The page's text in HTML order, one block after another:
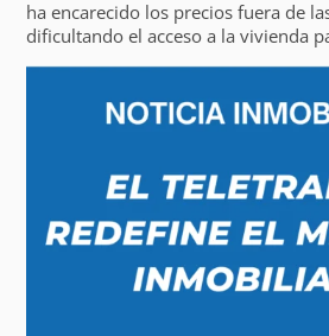
ha encarecido los precios fuera de
dificultando el acceso a la vivienda